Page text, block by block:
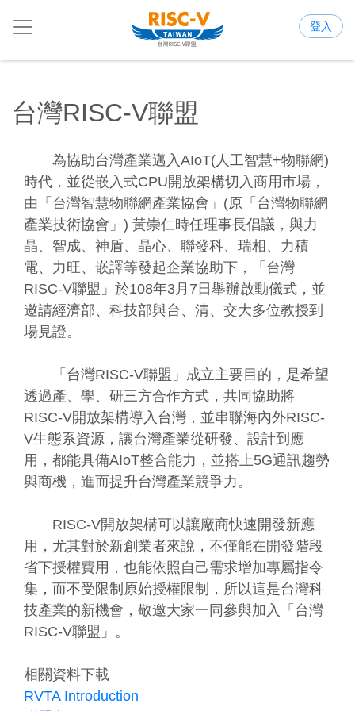
登入
台灣RISC-V聯盟
為協助台灣產業邁入AIoT(人工智慧+物聯網)
時代，並從嵌入式CPU開放架構切入商用市場，
由「台灣智慧物聯網產業協會」(原「台灣物聯網
產業技術協會」) 黃崇仁時任理事長倡議，與力
晶、智成、神盾、晶心、聯發科、瑞相、力積
電、力旺、嵌譯等發起企業協助下，「台灣
RISC-V聯盟」於108年3月7日舉辦啟動儀式，並
邀請經濟部、科技部與台、清、交大多位教授到
場見證。
「台灣RISC-V聯盟」成立主要目的，是希望
透過產、學、研三方合作方式，共同協助將
RISC-V開放架構導入台灣，並串聯海內外RISC-
V生態系資源，讓台灣產業從研發、設計到應
用，都能具備AIoT整合能力，並搭上5G通訊趨勢
與商機，進而提升台灣產業競爭力。
RISC-V開放架構可以讓廠商快速開發新應
用，尤其對於新創業者來說，不僅能在開發階段
省下授權費用，也能依照自己需求增加專屬指令
集，而不受限制原始授權限制，所以這是台灣科
技產業的新機會，敬邀大家一同參與加入「台灣
RISC-V聯盟」。
相關資料下載
RVTA Introduction